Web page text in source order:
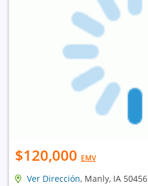
$120,000 EMV
Ver Dirección, Manly, IA 50456